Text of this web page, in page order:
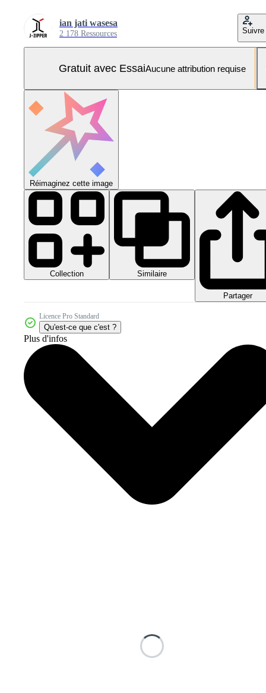
ian jati wasesa
2 178 Ressources Suivre
Gratuit avec EssaiAucune attribution requise
Réimaginez cette image
Collection Similaire
Partager
Licence Pro Standard
Qu'est-ce que c'est ?
Plus d'infos